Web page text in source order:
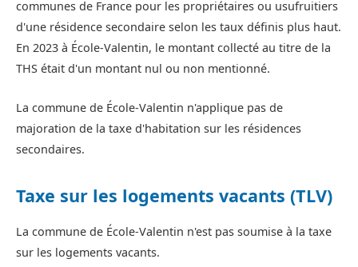
communes de France pour les propriétaires ou usufruitiers
d'une résidence secondaire selon les taux définis plus haut.
En 2023 à École-Valentin, le montant collecté au titre de la
THS était d'un montant nul ou non mentionné.
La commune de École-Valentin n'applique pas de
majoration de la taxe d'habitation sur les résidences
secondaires.
Taxe sur les logements vacants (TLV)
La commune de École-Valentin n'est pas soumise à la taxe
sur les logements vacants.